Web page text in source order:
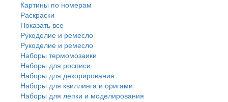
Картины по номерам
Раскраски
Показать все
Рукоделие и ремесло
Рукоделие и ремесло
Наборы термомозаики
Наборы для росписи
Наборы для декорирования
Наборы для квиллинга и оригами
Наборы для лепки и моделирования